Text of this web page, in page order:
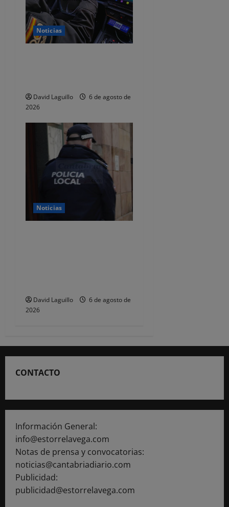
d
a
Noticias
David Laguillo
6 de agosto de
2026
Noticias
David Laguillo
6 de agosto de
2026
CONTACTO
Información General:
info@estorrelavega.com
Notas de prensa y convocatorias:
noticias@cantabriadiario.com
Publicidad:
publicidad@estorrelavega.com